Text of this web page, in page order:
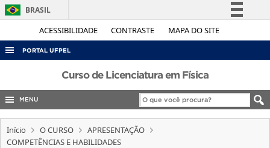
ACESSIBILIDADE CONTRASTE MAPA DO SITE
BRASIL
Simplifique!
Legislação
Canais
PORTAL UFPEL
ACESSO À INFORMAÇÃO
AUDITORIA
CONCURSOS
Curso de Licenciatura em Física
MENU
Início O CURSO
APRESENTAÇÃO
COMPETÊNCIAS E HABILIDADES